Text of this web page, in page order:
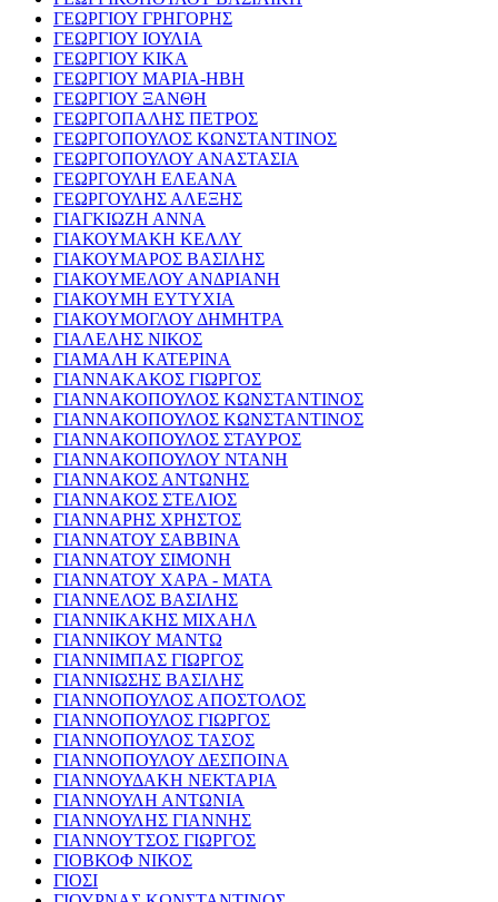
ΓΕΩΡΓΙΟΥ ΓΡΗΓΟΡΗΣ
ΓΕΩΡΓΙΟΥ ΙΟΥΛΙΑ
ΓΕΩΡΓΙΟΥ ΚΙΚΑ
ΓΕΩΡΓΙΟΥ ΜΑΡΙΑ-ΗΒΗ
ΓΕΩΡΓΙΟΥ ΞΑΝΘΗ
ΓΕΩΡΓΟΠΑΛΗΣ ΠΕΤΡΟΣ
ΓΕΩΡΓΟΠΟΥΛΟΣ ΚΩΝΣΤΑΝΤΙΝΟΣ
ΓΕΩΡΓΟΠΟΥΛΟΥ ΑΝΑΣΤΑΣΙΑ
ΓΕΩΡΓΟΥΛΗ ΕΛΕΑΝΑ
ΓΕΩΡΓΟΥΛΗΣ ΑΛΕΞΗΣ
ΓΙΑΓΚΙΩΖΗ ΑΝΝΑ
ΓΙΑΚΟΥΜΑΚΗ ΚΕΛΛΥ
ΓΙΑΚΟΥΜΑΡΟΣ ΒΑΣΙΛΗΣ
ΓΙΑΚΟΥΜΕΛΟΥ ΑΝΔΡΙΑΝΗ
ΓΙΑΚΟΥΜΗ ΕΥΤΥΧΙΑ
ΓΙΑΚΟΥΜΟΓΛΟΥ ΔΗΜΗΤΡΑ
ΓΙΑΛΕΛΗΣ ΝΙΚΟΣ
ΓΙΑΜΑΛΗ ΚΑΤΕΡΙΝΑ
ΓΙΑΝΝΑΚΑΚΟΣ ΓΙΩΡΓΟΣ
ΓΙΑΝΝΑΚΟΠΟΥΛΟΣ ΚΩΝΣΤΑΝΤΙΝΟΣ
ΓΙΑΝΝΑΚΟΠΟΥΛΟΣ ΚΩΝΣΤΑΝΤΙΝΟΣ
ΓΙΑΝΝΑΚΟΠΟΥΛΟΣ ΣΤΑΥΡΟΣ
ΓΙΑΝΝΑΚΟΠΟΥΛΟΥ ΝΤΑΝΗ
ΓΙΑΝΝΑΚΟΣ ΑΝΤΩΝΗΣ
ΓΙΑΝΝΑΚΟΣ ΣΤΕΛΙΟΣ
ΓΙΑΝΝΑΡΗΣ ΧΡΗΣΤΟΣ
ΓΙΑΝΝΑΤΟΥ ΣΑΒΒΙΝΑ
ΓΙΑΝΝΑΤΟΥ ΣΙΜΟΝΗ
ΓΙΑΝΝΑΤΟΥ ΧΑΡΑ - ΜΑΤΑ
ΓΙΑΝΝΕΛΟΣ ΒΑΣΙΛΗΣ
ΓΙΑΝΝΙΚΑΚΗΣ ΜΙΧΑΗΛ
ΓΙΑΝΝΙΚΟΥ ΜΑΝΤΩ
ΓΙΑΝΝΙΜΠΑΣ ΓΙΩΡΓΟΣ
ΓΙΑΝΝΙΩΣΗΣ ΒΑΣΙΛΗΣ
ΓΙΑΝΝΟΠΟΥΛΟΣ ΑΠΟΣΤΟΛΟΣ
ΓΙΑΝΝΟΠΟΥΛΟΣ ΓΙΩΡΓΟΣ
ΓΙΑΝΝΟΠΟΥΛΟΣ ΤΑΣΟΣ
ΓΙΑΝΝΟΠΟΥΛΟΥ ΔΕΣΠΟΙΝΑ
ΓΙΑΝΝΟΥΔΑΚΗ ΝΕΚΤΑΡΙΑ
ΓΙΑΝΝΟΥΛΗ ΑΝΤΩΝΙΑ
ΓΙΑΝΝΟΥΛΗΣ ΓΙΑΝΝΗΣ
ΓΙΑΝΝΟΥΤΣΟΣ ΓΙΩΡΓΟΣ
ΓΙΟΒΚΟΦ ΝΙΚΟΣ
ΓΙΟΣΙ